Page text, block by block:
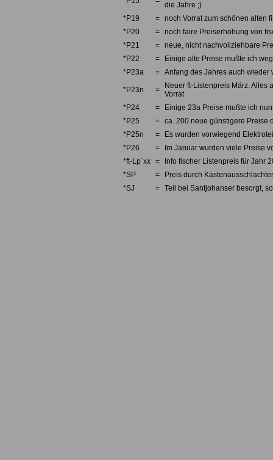
die Jahre ;)
*P19
= noch Vorrat zum schönen alten
*P20
= noch faire Preiserhöhung von
*P21
= neue, nicht nachvollziehbare
*P22
=
Einige alte Preise mußte ich
*P23a
= Anfang des Jahres auch
*P23n =
Neuer ft-Listenpreis März. Alles
Vorrat
*P24
=
Einige 23a Preise mußte ich
*P25
= ca. 200 neue günstigere Preise
*P25n
=
Es wurden vorwiegend
*P26
=
Im Januar wurden viele Preise
*ft-Lp´xx =
Info fischer Listenpreis für Jahr
*SP
=
Preis durch
*SJ
= Teil bei Santjohanser besorgt,